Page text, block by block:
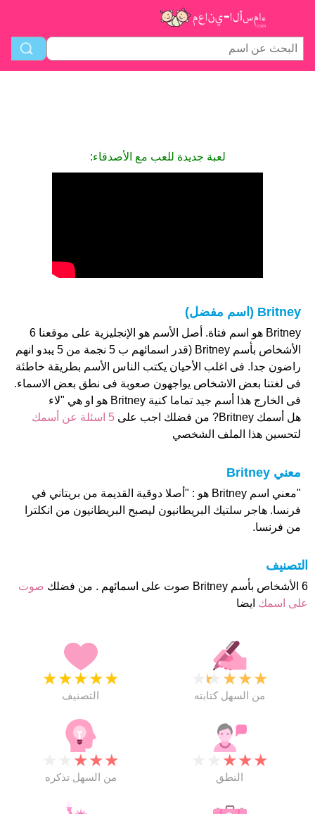
لعبة جديدة للعب مع الأصدقاء:
Britney (اسم مفضل)
Britney هو اسم فتاة. أصل الأسم هو الإنجليزية على موقعنا 6
الأشخاص بأسم Britney (قدر اسمائهم ب 5 نجمة من 5 يبدو انهم
راضون جدا. فى اغلب الأحيان يكتب الناس الأسم بطريقة خاطئة
فى لغتنا بعض الاشخاص يواجهون صعوبة فى نطق بعض الاسماء.
فى الخارج هذا أسم جيد تماما كنية Britney هو او هي "لاء
هل أسمك Britney? من فضلك اجب على
5 اسئلة عن أسمك
لتحسين هذا الملف الشخصي
معني Britney
"معني اسم Britney هو : "أصلا دوقية القديمة من بريتاني في
فرنسا. هاجر سلتيك البريطانيون ليصبح البريطانيون من انكلترا
من فرنسا.
التصنيف
6 الأشخاص بأسم Britney صوت على اسمائهم . من فضلك
صوت
على اسمك ايضا
★
★
★
★
★
التصنيف
★
★
★
★
من السهل كتابته
★
★
★
من السهل تذكره
★
★
★
النطق